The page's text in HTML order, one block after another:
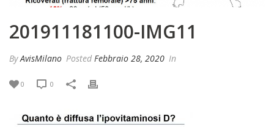
201911181100-IMG11
ByAvisMilano Posted Febbraio 28, 2020 In
0 0